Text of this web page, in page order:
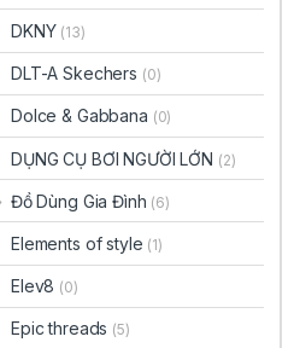
DKNY (13)
DLT-A Skechers (0)
Dolce & Gabbana (0)
DỤNG CỤ BƠI NGƯỜI LỚN (2)
Đồ Dùng Gia Đình (6)
Elements of style (1)
Elev8 (0)
Epic threads (5)